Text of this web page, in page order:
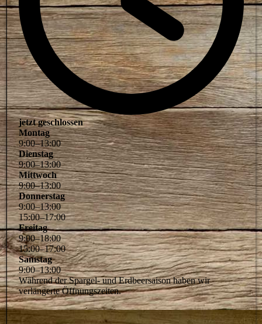
jetzt geschlossen
Montag
9:00–13:00
Dienstag
9:00–13:00
Mittwoch
9:00–13:00
Donnerstag
9:00–13:00
15:00–17:00
Freitag
9:00–18:00
15:00–17:00
Samstag
9:00–13:00
Während der Spargel- und Erdbeersaison haben wir
verlängerte Öffnungszeiten.